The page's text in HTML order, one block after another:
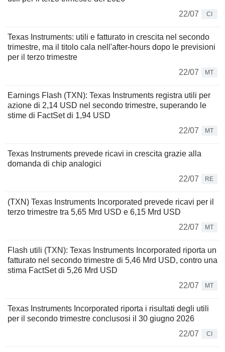
22/07
CI
Texas Instruments: utili e fatturato in crescita nel secondo
trimestre, ma il titolo cala nell'after-hours dopo le previsioni
per il terzo trimestre
22/07
MT
Earnings Flash (TXN): Texas Instruments registra utili per
azione di 2,14 USD nel secondo trimestre, superando le
stime di FactSet di 1,94 USD
22/07
MT
Texas Instruments prevede ricavi in crescita grazie alla
domanda di chip analogici
22/07
RE
(TXN) Texas Instruments Incorporated prevede ricavi per il
terzo trimestre tra 5,65 Mrd USD e 6,15 Mrd USD
22/07
MT
Flash utili (TXN): Texas Instruments Incorporated riporta un
fatturato nel secondo trimestre di 5,46 Mrd USD, contro una
stima FactSet di 5,26 Mrd USD
22/07
MT
Texas Instruments Incorporated riporta i risultati degli utili
per il secondo trimestre conclusosi il 30 giugno 2026
22/07
CI